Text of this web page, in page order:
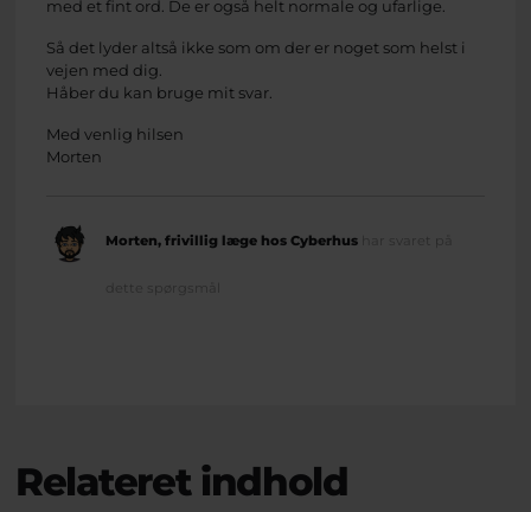
med et fint ord. De er også helt normale og ufarlige.
Så det lyder altså ikke som om der er noget som helst i
vejen med dig.
Håber du kan bruge mit svar.
Med venlig hilsen
Morten
Morten, frivillig læge hos Cyberhus har svaret på
dette spørgsmål
Relateret indhold